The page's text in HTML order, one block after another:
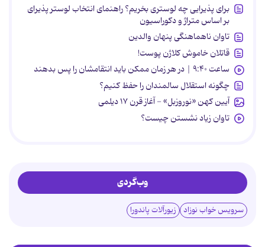
برای پذیرایی چه لوستری بخریم؟ راهنمای انتخاب لوستر پذیرای
بر اساس متراژ و دکوراسیون
تاوان ناهماهنگی پنهان والدین
قاتلان خاموش کلاژن پوست!
ساعت ۹:۴۰ | در هر زمان ممکن باید انتقامشان را پس بدهند
چگونه استقلال سالمندان را حفظ کنیم؟
آیین کهن «نوروزبل» - آغاز قرن ۱۷ دیلمی
تاوان زیاد نشستن چیست؟
وب‌گردی
سرویس خواب نوزاد زیورآلات پاندورا